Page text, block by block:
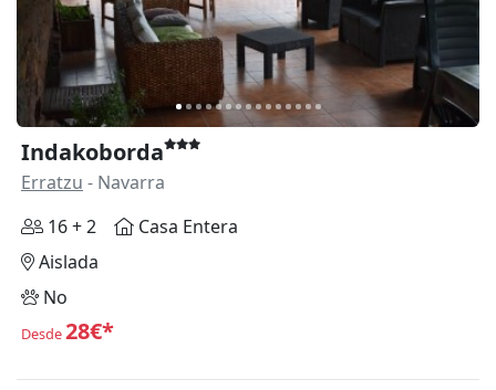
Indakoborda
Erratzu - Navarra
16 + 2
Casa Entera
Aislada
No
Desde28€*